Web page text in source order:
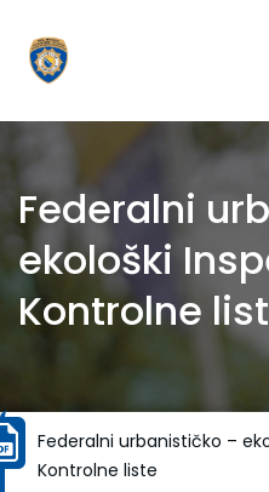
Federalni
ekološki
Kontrolne
Federalni urbanističko –
Kontrolne liste